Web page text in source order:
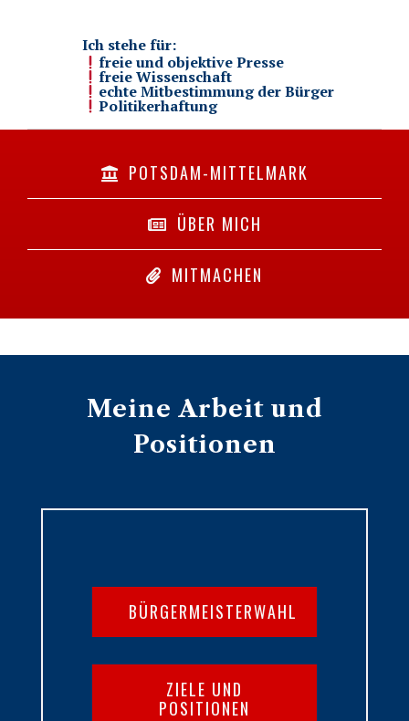
Ich stehe für:
freie und objektive Presse
freie Wissenschaft
echte Mitbestimmung der Bürger
Politikerhaftung
POTSDAM-MITTELMARK
ÜBER MICH
MITMACHEN
Meine Arbeit und
Positionen
BÜRGERMEISTERWAHL
ZIELE UND
POSITIONEN